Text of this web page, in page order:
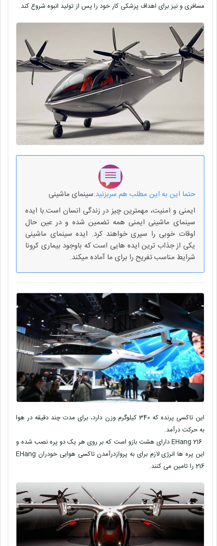
مسافری و نیز برای اهداف پزشکی کار خود را پس از تولید انبوه شروع کند.
حتما این به این مطلب هم سربزنید:سینمای ماشینی
ایمنی و امنیت، مهمترین چیز در زندگی انسان است.با ایده
سینمای ماشینی ایمنی همه تضمین شده و در عین حال
اوقات خوبی را سپری خواهند کرد. ایده سینمای ماشینی
یکی از جذاب ترین ایده هایی است که باوجود بیماری کرونا
شرایط مناسب تفریح را برای ما آماده میکند.
این تاکسی پرنده که 340 کیلوگرم وزن دارد، برای مدت چند دقیقه در هوا
به حرکت درآمد.
EHang 216 دارای هشت بازو است که بر روی هر یک دو پره نصب شده و
این پره ها انرژی لازم برای به پروازدرآمدن تاکسی هوایی خودران EHang
216 را تامین می کنند.